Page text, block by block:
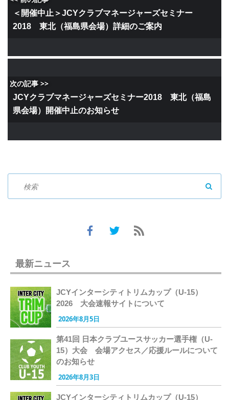
＜開催中止＞JCYクラブマネージャーズセミナー
2018 東北（福島県会場）詳細のご案内
次の記事 >>
JCYクラブマネージャーズセミナー2018 東北（福島
県会場）開催中止のお知らせ
最新ニュース
JCYインターシティトリムカップ（U-15）
2026 大会速報サイトについて
2026年8月5日
第41回 日本クラブユースサッカー選手権（U-
15）大会 会場アクセス／応援ルールについて
のお知らせ
2026年8月3日
JCYインターシティトリムカップ（U-15）